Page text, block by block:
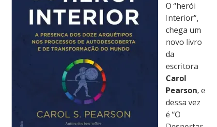
O “herói
Interior”,
chega um
novo livro
da
escritora
Carol
Pearson, e
dessa vez
é “O